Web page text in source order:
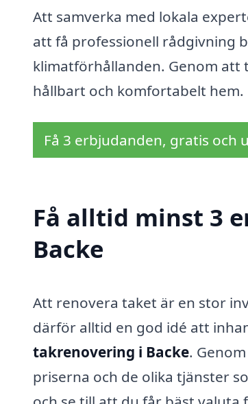
Att samverka med lokala
att få professionell rådgivning
klimatförhållanden. Genom
hållbart och komfortabelt hem.
Få 3 erbjudanden, gratis och
Få alltid minst 3
Backe
Att renovera taket är en stor
därför alltid en god idé att
takrenovering i Backe.
priserna och de olika tjänster